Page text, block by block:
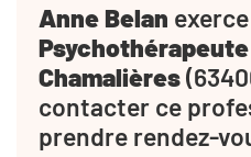
Anne Belan
Psychothérapeute
Chamalières
contacter ce
prendre rendez-